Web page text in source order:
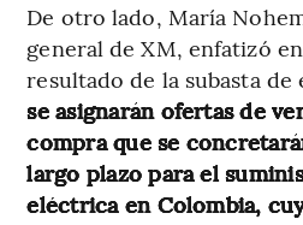
De otro lado, María
general de XM, enfatizó
resultado de la subasta de
se asignarán ofertas de
compra que se
largo plazo para el
eléctrica en Colombia,